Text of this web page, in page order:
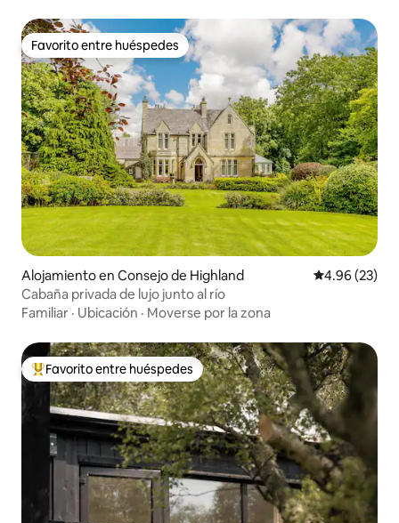
Favorito entre huéspedes
Favorito entre huéspedes
Alojamiento en Consejo de Highland Calificación
4.96 (23)
Cabaña privada de lujo junto al río
Familiar · Ubicación · Moverse por la zona
Favorito entre huéspedes preferido
Favorito entre huéspedes